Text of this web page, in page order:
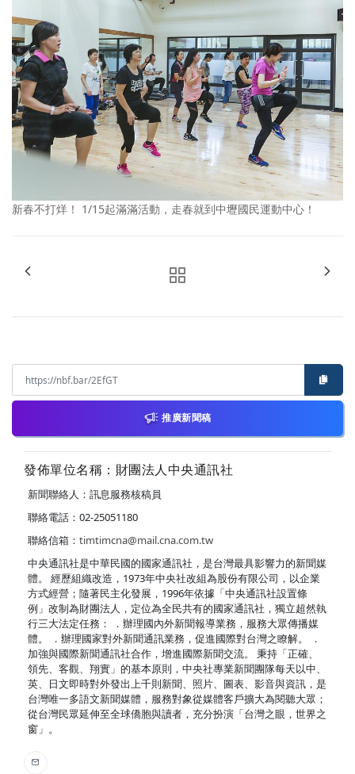
新春不打烊！ 1/15起滿滿活動，走春就到中壢國民運動中心！
推廣新聞稿
發佈單位名稱：財團法人中央通訊社
新聞聯絡人：訊息服務核稿員
聯絡電話：02-25051180
聯絡信箱： timtimcna@mail.cna.com.tw
中央通訊社是中華民國的國家通訊社，是台灣最具影響力的新聞媒
體。 經歷組織改造，1973年中央社改組為股份有限公司，以企業
方式經營；隨著民主化發展，1996年依據「中央通訊社設置條
例」改制為財團法人，定位為全民共有的國家通訊社，獨立超然執
行三大法定任務： ．辦理國內外新聞報導業務，服務大眾傳播媒
體。 ．辦理國家對外新聞通訊業務，促進國際對台灣之瞭解。 ．
加強與國際新聞通訊社合作，增進國際新聞交流。 秉持「正確、
領先、客觀、翔實」的基本原則，中央社專業新聞團隊每天以中、
英、日文即時對外發出上千則新聞、照片、圖表、影音與資訊，是
台灣唯一多語文新聞媒體，服務對象從媒體客戶擴大為閱聽大眾；
從台灣民眾延伸至全球僑胞與讀者，充分扮演「台灣之眼，世界之
窗」。